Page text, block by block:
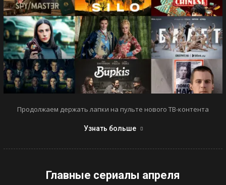
Продолжаем держать лапки на пульте нового ТВ-контента
Узнать больше
Главные сериалы апреля